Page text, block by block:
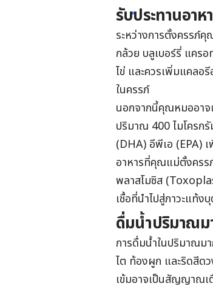
รับประทานอา
ระหว่างการตั้งครรภ์
กล้วย บลูเบอร์รี่ แคร
ไข่ และควรเพิ่มแคลอ
ในครรภ์
นอกจากนี้คุณหมออาจ
ปริมาณ 400 ไมโครก
(DHA) อีพีเอ (EPA)
อาหารที่คุณแม่ตั้งครร
พลาสโมซิส
เชื้อที่นำไปสู่ภาวะแท้ง
ดื่มน้ำปริมาณม
การดื่มน้ำในปริมาณม
ไต ท้องผูก และริดสีด
เข้มอาจเป็นสัญญาณเ